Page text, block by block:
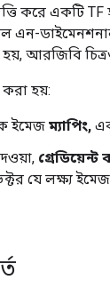
করে একটি TF
এন-
হয়, আরজিবি
করা হয়:
ইমেজ ম্যাপিং,
গ্রেডিয়েন্ট
যে লক্ষ্য